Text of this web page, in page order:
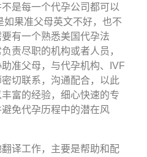
是每一个代孕公司都可以
果准父母英文不好，也不
有一个熟悉美国代孕法
责尽职的机构或者人员，
准父母，与代孕机构、IVF
切联系，沟通配合，以此
富的经验，细心快速的专
免代孕历程中的潜在风
译工作，主要是帮助和配